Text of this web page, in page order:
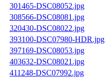
301465-DSC08052.jpg
308566-DSC08081.jpg
320430-DSC08022.jpg
393100-DSC07980-HDR.jpg
397169-DSC08053.jpg
403632-DSC08021.jpg
411248-DSC07992.jpg